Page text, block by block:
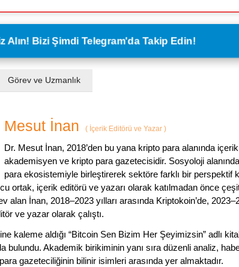
Alın! Bizi Şimdi Telegram'da Takip Edin!
Görev ve Uzmanlık
Mesut İnan ( İçerik Editörü ve Yazar )
Dr. Mesut İnan, 2018’den bu yana kripto para alanında
akademisyen ve kripto para gazetecisidir. Sosyoloji
para ekosistemiyle birleştirerek sektöre farklı bir perspektif
ortak, içerik editörü ve yazarı olarak katılmadan önce
alan İnan, 2018–2023 yılları arasında Kriptokoin’de,
ve yazar olarak çalıştı.
kaleme aldığı “Bitcoin Sen Bizim Her Şeyimizsin” adlı
bulundu. Akademik birikiminin yanı sıra düzenli analiz,
gazeteciliğinin bilinir isimleri arasında yer almaktadır.